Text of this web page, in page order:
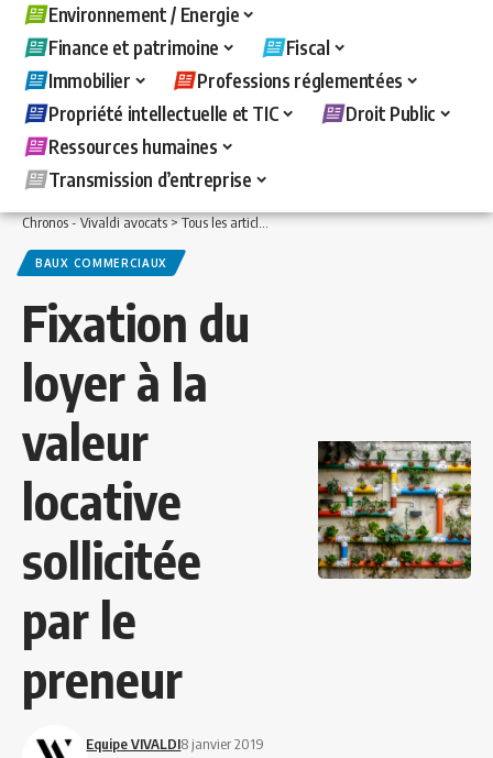
Environnement / Energie
Finance et patrimoine
Fiscal
Immobilier
Professions réglementées
Propriété intellectuelle et TIC
Droit Public
Ressources humaines
Transmission d’entreprise
Chronos - Vivaldi avocats>Tous les articles >Immobilier>Baux commerciaux>
BAUX COMMERCIAUX
Fixation du
loyer à la
valeur
locative
sollicitée
par le
preneur
Equipe VIVALDI8 janvier 2019